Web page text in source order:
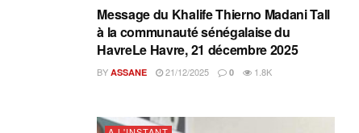
A L'INSTANT
Message du Khalife Thierno Madani Tall
à la communauté sénégalaise du
HavreLe Havre, 21 décembre 2025
BY ASSANE 21/12/2025 0 1.8K